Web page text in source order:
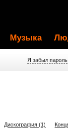
Музыка
Я забыл пароль
Дискография (1)